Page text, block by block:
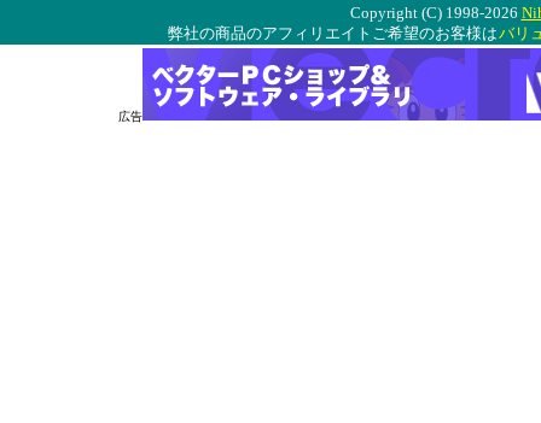
Copyright (C) 1998-2026
弊社の商品のアフィリエイトご希望のお客様はバリ
広告